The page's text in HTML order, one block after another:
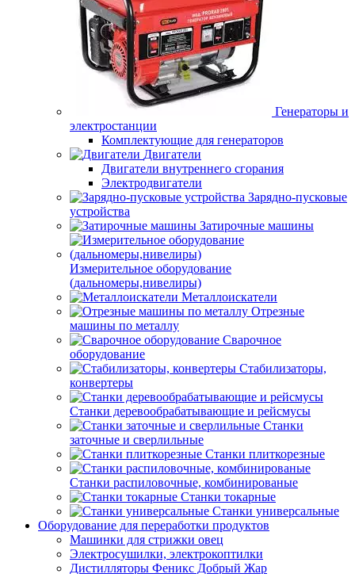
Генераторы и
электростанции
Комплектующие для генераторов
Двигатели
Двигатели внутреннего сгорания
Электродвигатели
Зарядно-пусковые
устройства
Затирочные машины
Измерительное оборудование
(дальномеры,нивелиры)
Металлоискатели
Отрезные
машины по металлу
Сварочное
оборудование
Стабилизаторы,
конвертеры
Станки деревообрабатывающие и рейсмусы
Станки
заточные и сверлильные
Станки плиткорезные
Станки распиловочные, комбинированые
Станки токарные
Станки универсальные
Оборудование для переработки продуктов
Машинки для стрижки овец
Электросушилки, электрокоптилки
Дистилляторы Феникс Добрый Жар